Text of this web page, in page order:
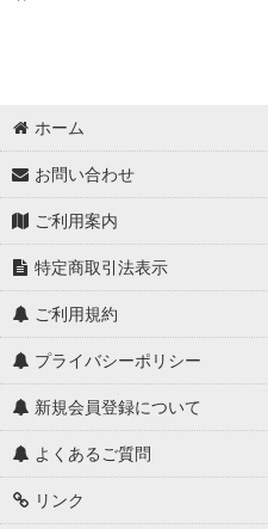
ホーム
お問い合わせ
ご利用案内
特定商取引法表示
ご利用規約
プライバシーポリシー
新規会員登録について
よくあるご質問
リンク